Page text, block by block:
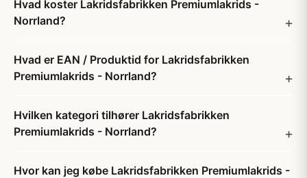
Hvad koster Lakridsfabrikken Premiumlakrids -
Norrland?
Hvad er EAN / Produktid for Lakridsfabrikken
Premiumlakrids - Norrland?
Hvilken kategori tilhører Lakridsfabrikken
Premiumlakrids - Norrland?
Hvor kan jeg købe Lakridsfabrikken Premiumlakrids -